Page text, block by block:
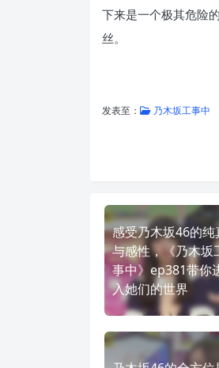
下来是一个极其危险
丝。
发表至： 乃木坂工事中
感受乃木坂46的纯
与感性，《乃木坂
事中》ep381带你
入她们的世界